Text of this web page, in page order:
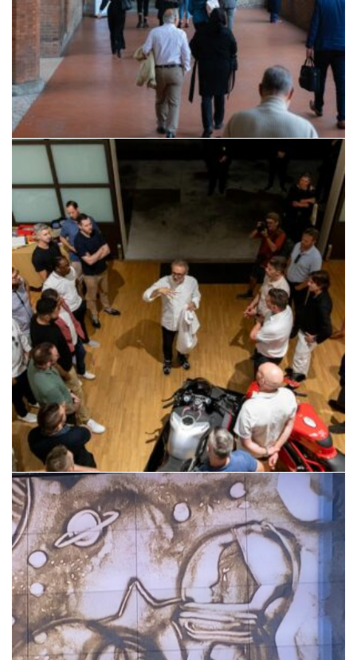
encountER – 2 Edizione
JOEY RESTAURANT Incentive Travel